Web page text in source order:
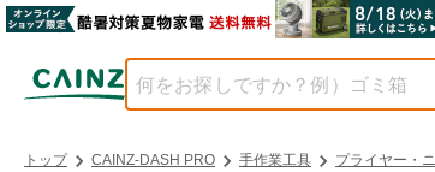
トップ CAINZ-DASH PRO 手作業工具 プライヤー・